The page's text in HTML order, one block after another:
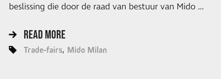
beslissing die door de raad van bestuur van Mido …
READ MORE
Trade-fairs Mido Milan